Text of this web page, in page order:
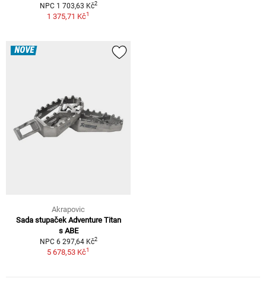
NPC 1 703,63 Kč2
1 375,71 Kč1
NOVÉ
Akrapovic
Sada stupaček Adventure Titan
s ABE
NPC 6 297,64 Kč2
5 678,53 Kč1